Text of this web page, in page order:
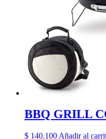
BBQ GRILL
$ 140.100 Añadir al